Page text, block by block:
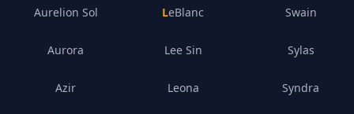
Aurelion Sol
Aurora
Azir
LeBlanc
Lee Sin
Leona
Swain
Sylas
Syndra